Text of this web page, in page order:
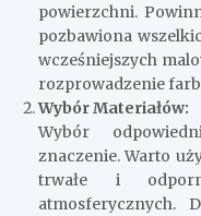
powierzchni.
pozbawiona
wcześniejszych
rozprowadzenie
Wybór Materiałów:
Wybór
znaczenie. Warto
trwałe i
atmosferycznych.